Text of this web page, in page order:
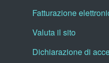
Fatturazione
Valuta il sito
Dichiarazione di